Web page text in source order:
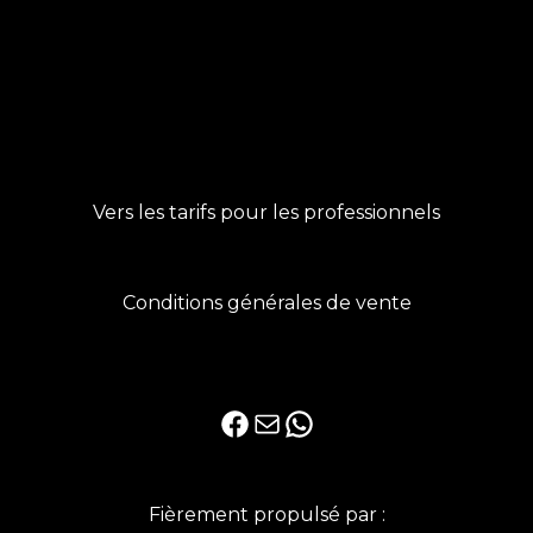
Vers les tarifs pour les professionnels
Conditions générales de vente
Facebook
E-mailWhatsApp
Fièrement propulsé par :